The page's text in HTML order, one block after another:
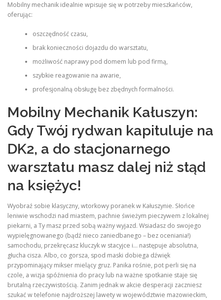
Mobilny mechanik idealnie wpisuje się w potrzeby mieszkańców,
oferując:
oszczędność czasu,
brak konieczności dojazdu do warsztatu,
możliwość naprawy pod domem lub pod firmą,
szybkie reagowanie na awarie,
profesjonalną obsługę bez zbędnych formalności.
Mobilny Mechanik Kałuszyn:
Gdy Twój rydwan kapituluje na
DK2, a do stacjonarnego
warsztatu masz dalej niż stąd
na księżyc!
Wyobraź sobie klasyczny, wtorkowy poranek w Kałuszynie. Słońce
leniwie wschodzi nad miastem, pachnie świeżym pieczywem z lokalnej
piekarni, a Ty masz przed sobą ważny wyjazd. Wsiadasz do swojego
wypielęgnowanego (bądź nieco zaniedbanego – bez oceniania!)
samochodu, przekręcasz kluczyk w stacyjce i… następuje absolutna,
głucha cisza. Albo, co gorsza, spod maski dobiega dźwięk
przypominający mikser mielący gruz. Panika rośnie, pot perli się na
czole, a wizja spóźnienia do pracy lub na ważne spotkanie staje się
brutalną rzeczywistością. Zanim jednak w akcie desperacji zaczniesz
szukać w telefonie najdroższej lawety w województwie mazowieckim,